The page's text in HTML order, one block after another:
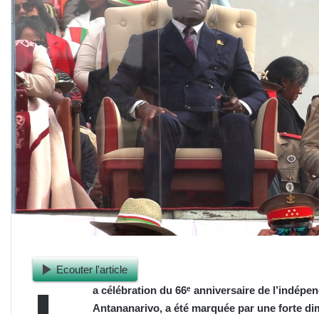
Ecouter l'article
a célébration du 66ᵉ anniversaire de
Antananarivo, a été marquée par une forte